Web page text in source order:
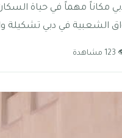
مكاناً مهماً في حياة
الشعبية في دبي تشكيلة